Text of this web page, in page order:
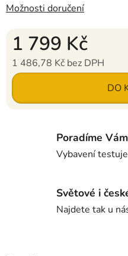
Možnosti doručení
1 799 Kč
1 486,78 Kč bez DPH
Měrná cena: DO
Poradíme Vám
Vybavení
Světové i
Najdete tak u